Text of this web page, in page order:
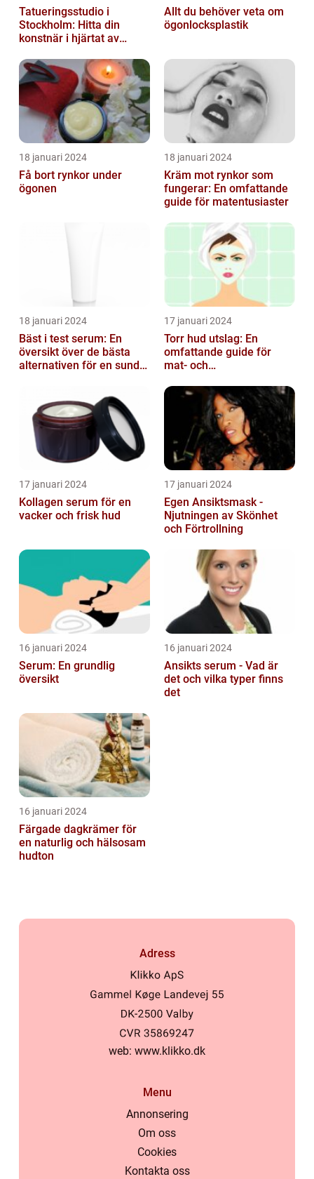
Tatueringsstudio i
Stockholm: Hitta din
konstnär i hjärtat av
Allt du behöver veta om
ögonlocksplastik
18 januari 2024
Få bort rynkor under
ögonen
18 januari 2024
Kräm mot rynkor som
fungerar: En omfattande
guide för matentusiaster
18 januari 2024
Bäst i test serum: En
översikt över de bästa
alternativen för en sund
17 januari 2024
Torr hud utslag: En
omfattande guide för
mat- och
17 januari 2024
Kollagen serum för en
vacker och frisk hud
17 januari 2024
Egen Ansiktsmask -
Njutningen av Skönhet
och Förtrollning
16 januari 2024
Serum: En grundlig
översikt
16 januari 2024
Ansikts serum - Vad är
det och vilka typer finns
det
16 januari 2024
Färgade dagkrämer för
en naturlig och hälsosam
hudton
Adress
web: www.klikko.dk
Menu
Annonsering
Om oss
Cookies
Kontakta oss